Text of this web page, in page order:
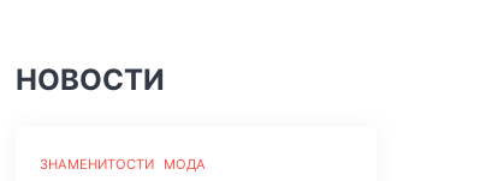
НОВОСТИ
ЗНАМЕНИТОСТИ МОДА